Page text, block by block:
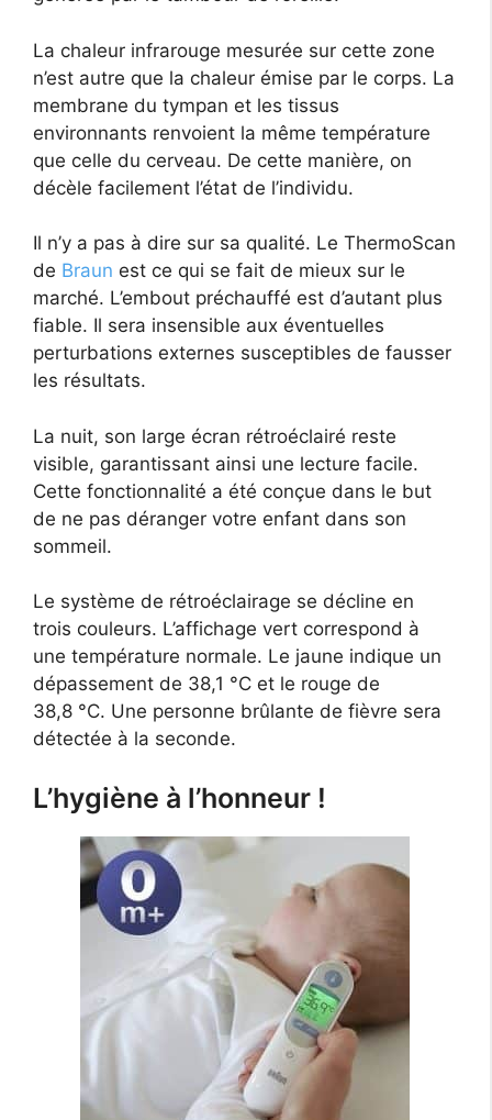
La chaleur infrarouge mesurée sur cette zone
n’est autre que la chaleur émise par le corps. La
membrane du tympan et les tissus
environnants renvoient la même température
que celle du cerveau. De cette manière, on
décèle facilement l’état de l’individu.
Il n’y a pas à dire sur sa qualité. Le ThermoScan
de Braun est ce qui se fait de mieux sur le
marché. L’embout préchauffé est d’autant plus
fiable. Il sera insensible aux éventuelles
perturbations externes susceptibles de fausser
les résultats.
La nuit, son large écran rétroéclairé reste
visible, garantissant ainsi une lecture facile.
Cette fonctionnalité a été conçue dans le but
de ne pas déranger votre enfant dans son
sommeil.
Le système de rétroéclairage se décline en
trois couleurs. L’affichage vert correspond à
une température normale. Le jaune indique un
dépassement de 38,1 °C et le rouge de
38,8 °C. Une personne brûlante de fièvre sera
détectée à la seconde.
L’hygiène à l’honneur !